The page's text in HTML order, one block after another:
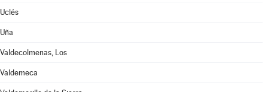
Uclés
Uña
Valdecolmenas, Los
Valdemeca